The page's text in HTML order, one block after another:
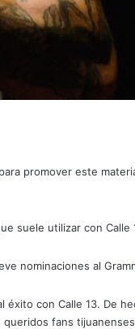
promover este
suele utilizar con Calle
nominaciones al
éxito con Calle 13. De
fans